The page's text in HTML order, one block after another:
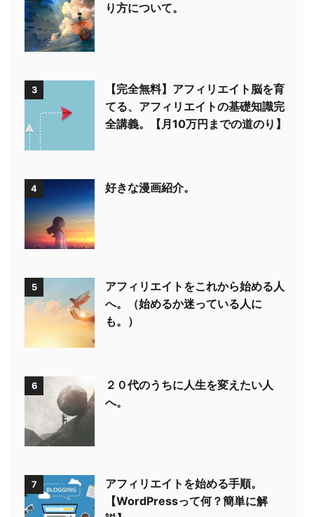
り方について。
3
【完全無料】アフィリエイト脳を育
てる、アフィリエイトの基礎知識完
全講義。【月10万円までの道のり】
4 好きな漫画紹介。
5
アフィリエイトをこれから始める人
へ。（始めるか迷っている人に
も。）
6
２０代のうちに人生を変えたい人
へ。
7
アフィリエイトを始める手順。
【WordPressって何？簡単に解